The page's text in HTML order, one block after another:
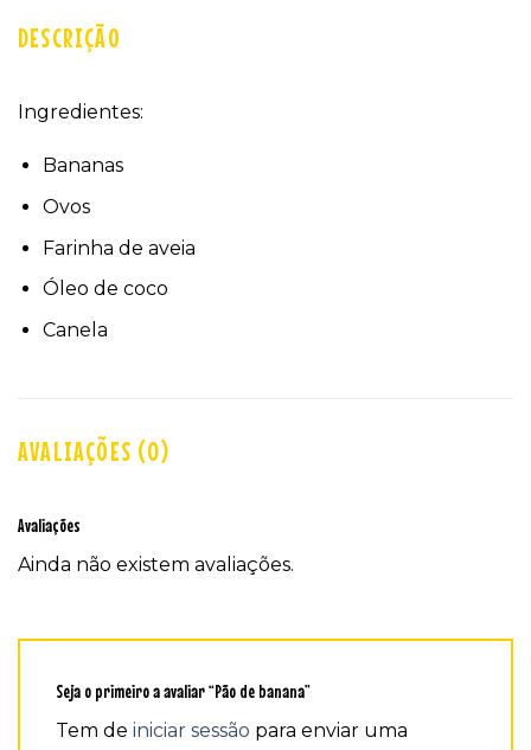
DESCRIÇÃO
Ingredientes:
Bananas
Ovos
Farinha de aveia
Óleo de coco
Canela
AVALIAÇÕES (0)
Avaliações
Ainda não existem avaliações.
Seja o primeiro a avaliar “Pão de banana”
Tem de iniciar sessão para enviar uma